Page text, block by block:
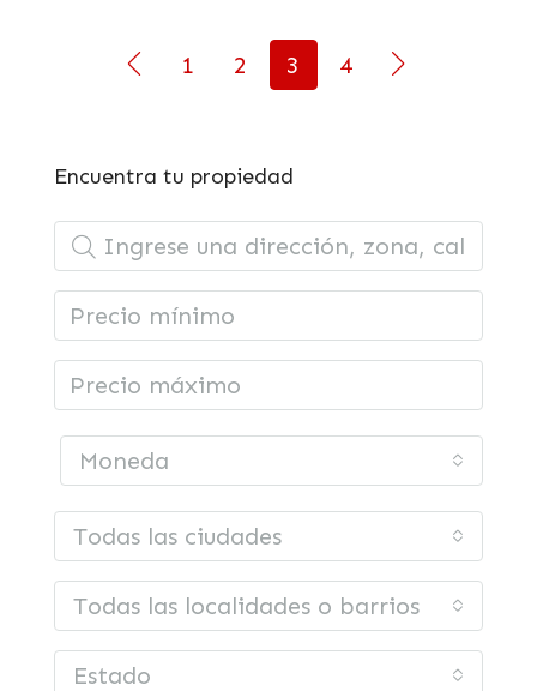
1 2 3 4
Encuentra tu propiedad
Moneda
Todas las ciudades
Todas las localidades o barrios
Estado